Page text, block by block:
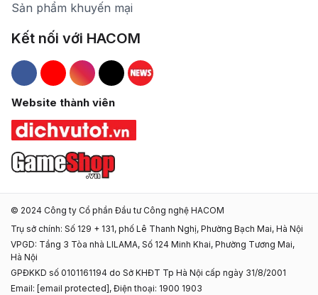
Sản phẩm khuyến mại
Kết nối với HACOM
Hacom Facebook
Hacom YouTube
Hacom Instagram
Hacom TikTok
Website thành viên
© 2024 Công ty Cổ phần Đầu tư Công nghệ HACOM
Trụ sở chính: Số 129 + 131, phố Lê Thanh Nghị, Phường Bạch Mai, Hà Nội
VPGD: Tầng 3 Tòa nhà LILAMA, Số 124 Minh Khai, Phường Tương Mai,
Hà Nội
GPĐKKD số 0101161194 do Sở KHĐT Tp Hà Nội cấp ngày 31/8/2001
Email: [email protected] , Điện thoại: 1900 1903